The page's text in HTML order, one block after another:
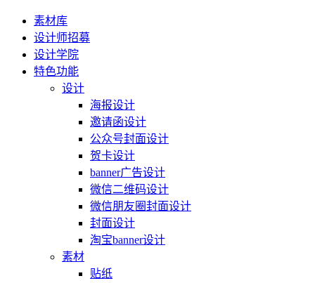
素材库
设计师招募
设计学院
特色功能
设计
海报设计
邀请函设计
公众号封面设计
贺卡设计
banner广告设计
微信二维码设计
微信朋友圈封面设计
封面设计
淘宝banner设计
素材
贴纸